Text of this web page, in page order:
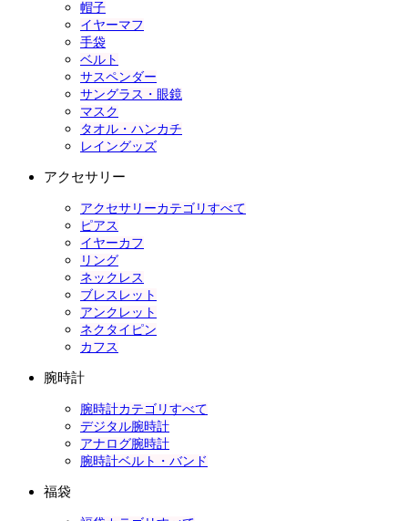
帽子
イヤーマフ
手袋
ベルト
サスペンダー
サングラス・眼鏡
マスク
タオル・ハンカチ
レイングッズ
アクセサリー
アクセサリーカテゴリすべて
ピアス
イヤーカフ
リング
ネックレス
ブレスレット
アンクレット
ネクタイピン
カフス
腕時計
腕時計カテゴリすべて
デジタル腕時計
アナログ腕時計
腕時計ベルト・バンド
福袋